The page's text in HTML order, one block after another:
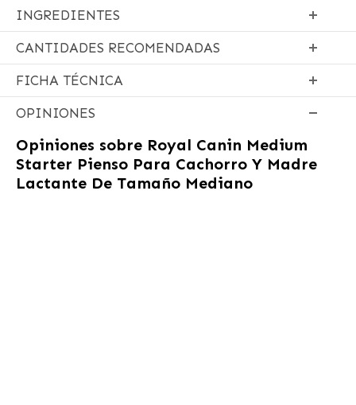
INGREDIENTES
CANTIDADES RECOMENDADAS
FICHA TÉCNICA
OPINIONES
Opiniones sobre Royal Canin Medium
Starter Pienso Para Cachorro Y Madre
Lactante De Tamaño Mediano